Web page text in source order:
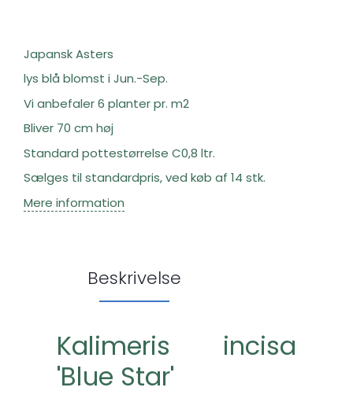
Japansk Asters
lys blå blomst i Jun.-Sep.
Vi anbefaler 6 planter pr. m2
Bliver 70 cm høj
Standard pottestørrelse C0,8 ltr.
Sælges til standardpris, ved køb af 14 stk.
Mere information
Beskrivelse
Kalimeris incisa
'Blue Star'